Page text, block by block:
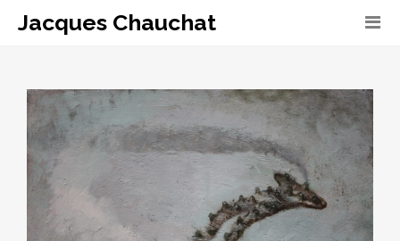
Jacques Chauchat